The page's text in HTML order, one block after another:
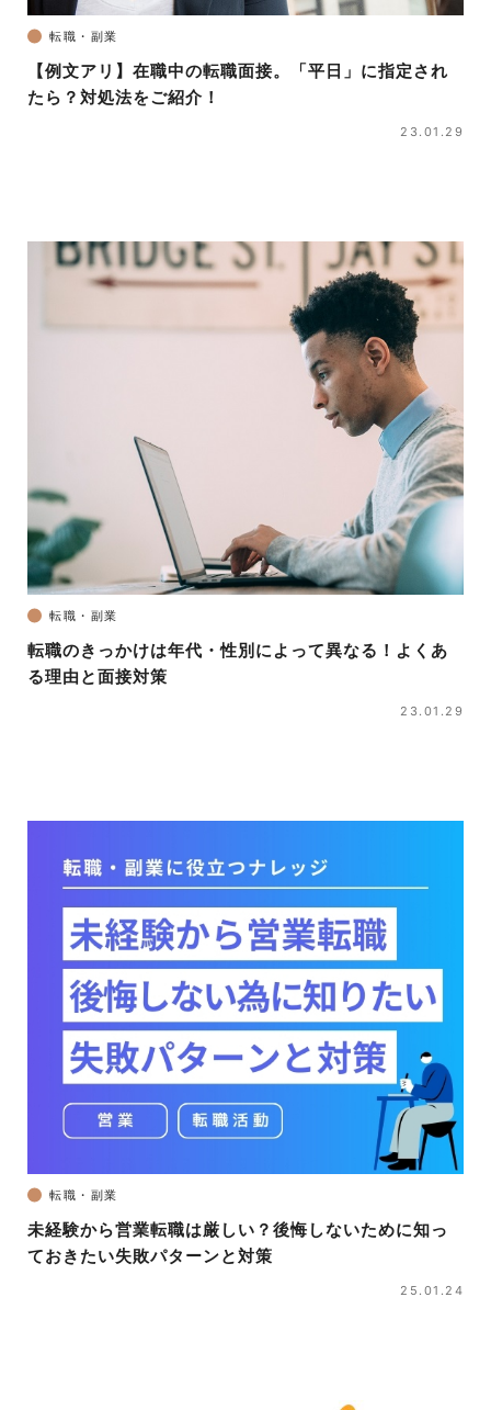
転職・副業
【例文アリ】在職中の転職面接。「平日」に指定され
たら？対処法をご紹介！
23.01.29
転職・副業
転職のきっかけは年代・性別によって異なる！よくあ
る理由と面接対策
23.01.29
転職・副業
未経験から営業転職は厳しい？後悔しないために知っ
ておきたい失敗パターンと対策
25.01.24